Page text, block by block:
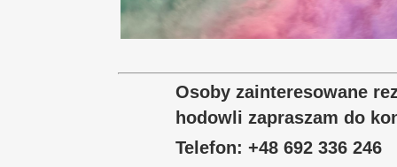
Osoby zainteresowane
hodowli zapraszam do
Telefon: +48 692 336 246